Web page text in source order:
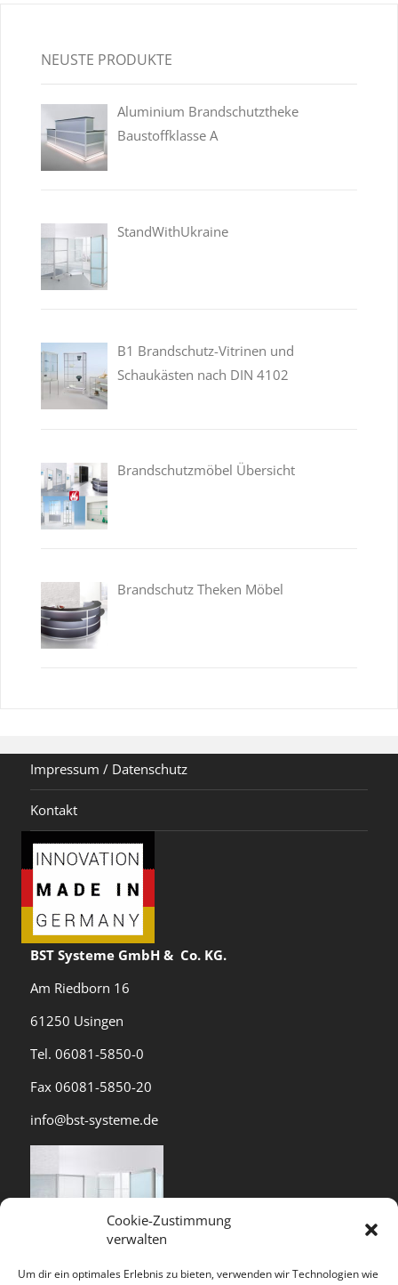
Cookie-Zustimmung
verwalten
Um dir ein optimales Erlebnis zu bieten, verwenden wir Technologien wie
NEUSTE PRODUKTE
Aluminium Brandschutztheke
Baustoffklasse A
StandWithUkraine
B1 Brandschutz-Vitrinen und
Schaukästen nach DIN 4102
Brandschutzmöbel Übersicht
Brandschutz Theken Möbel
Impressum / Datenschutz
Kontakt
BST Systeme GmbH & Co. KG.
Am Riedborn 16
61250 Usingen
Tel. 06081-5850-0
Fax 06081-5850-20
info@bst-systeme.de